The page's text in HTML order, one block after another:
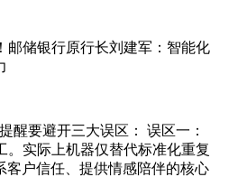
邮储银行原行长刘建军：智能化
醒要避开三大误区： 误区一：
。实际上机器仅替代标准化重复
客户信任、提供情感陪伴的核心